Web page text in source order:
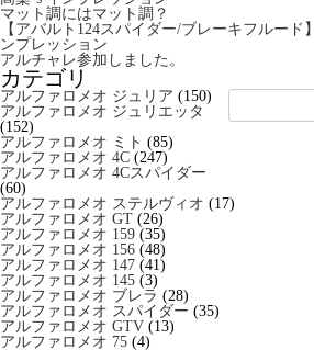
マット調にはマット調？
【アバルト124スパイダー/ブレーキフルード
ンプレッション
アルチャレ参加しました。
カテゴリ
アルファロメオ ジュリア (150)
アルファロメオ ジュリエッタ
(152)
アルファロメオ ミト (85)
アルファロメオ 4C (247)
アルファロメオ 4Cスパイダー
(60)
アルファロメオ ステルヴィオ (17)
アルファロメオ GT (26)
アルファロメオ 159 (35)
アルファロメオ 156 (48)
アルファロメオ 147 (41)
アルファロメオ 145 (3)
アルファロメオ ブレラ (28)
アルファロメオ スパイダー (35)
アルファロメオ GTV (13)
アルファロメオ 75 (4)